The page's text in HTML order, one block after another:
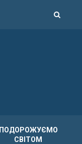
ПОДОРОЖУЄМО
СВІТОМ